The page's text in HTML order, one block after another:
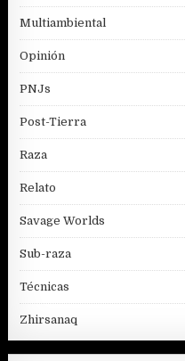
Multiambiental
Opinión
PNJs
Post-Tierra
Raza
Relato
Savage Worlds
Sub-raza
Técnicas
Zhirsanaq